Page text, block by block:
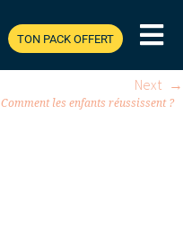
TON PACK OFFERT
Next
Comment les enfants réussissent ?